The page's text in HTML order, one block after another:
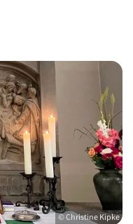
© Christine Kipke